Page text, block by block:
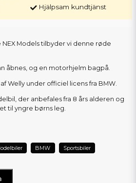
Hjälpsam kundtjänst
NEX Models tilbyder vi denne røde
åbnes, og en motorhjelm bagpå.
Welly under officiel licens fra BMW.
der anbefales fra 8 års alderen og
til yngre børns leg.
BMW Sportsbiler